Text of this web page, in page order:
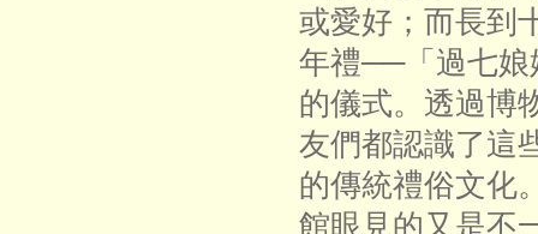
或愛好；而長到
年禮──「過七娘
的儀式。透過博
友們都認識了這
的傳統禮俗文化
館眼見的又是不